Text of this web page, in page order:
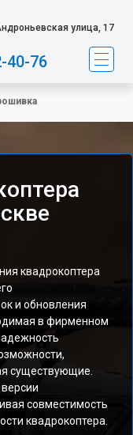
улица, 17
40-76
квадрокоптера
и обновления
в фирменном
существующие.
совместимость
квадрокоптера.